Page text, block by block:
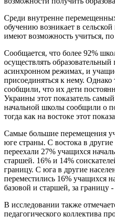
Среди внутренне
обучению возникает в сельской
имеют возможность учиться,
Сообщается, что более 92%
осуществлять
асинхронном режимах, и
присоединяться к нему. Однако
сообщили, что их дети
Украины этот показатель
начальной школы сообщили о
тогда как на востоке этот
Самые большие перемещения
юге страны. С востока в
переехали 27% учащихся
старшей. 16% и 14%
границу. С юга в другие
переместились 16% учащихся
базовой и старшей, за границу
В исследовании также
педагогического коллектива